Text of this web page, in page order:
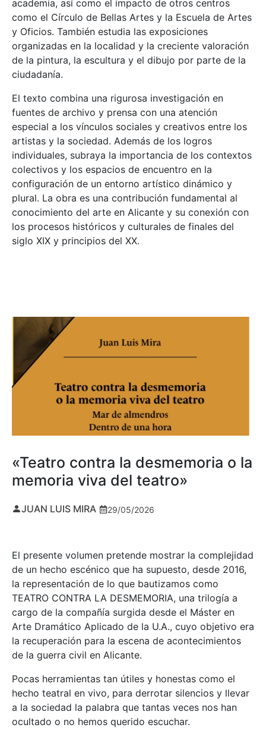
academia, así como el impacto de otros centros
como el Círculo de Bellas Artes y la Escuela de Artes
y Oficios. También estudia las exposiciones
organizadas en la localidad y la creciente valoración
de la pintura, la escultura y el dibujo por parte de la
ciudadanía.
El texto combina una rigurosa investigación en
fuentes de archivo y prensa con una atención
especial a los vínculos sociales y creativos entre los
artistas y la sociedad. Además de los logros
individuales, subraya la importancia de los contextos
colectivos y los espacios de encuentro en la
configuración de un entorno artístico dinámico y
plural. La obra es una contribución fundamental al
conocimiento del arte en Alicante y su conexión con
los procesos históricos y culturales de finales del
siglo XIX y principios del XX.
«Teatro contra la desmemoria o la
memoria viva del teatro»
JUAN LUIS MIRA 29/05/2026
El presente volumen pretende mostrar la complejidad
de un hecho escénico que ha supuesto, desde 2016,
la representación de lo que bautizamos como
TEATRO CONTRA LA DESMEMORIA, una trilogía a
cargo de la compañía surgida desde el Máster en
Arte Dramático Aplicado de la U.A., cuyo objetivo era
la recuperación para la escena de acontecimientos
de la guerra civil en Alicante.
Pocas herramientas tan útiles y honestas como el
hecho teatral en vivo, para derrotar silencios y llevar
a la sociedad la palabra que tantas veces nos han
ocultado o no hemos querido escuchar.